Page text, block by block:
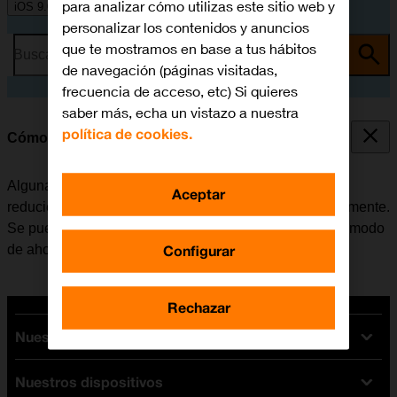
iOS 9.0
Busca por problema o tema
Cómo ahorrar batería
Algunas funciones del móvil consumen mucha batería,
reduciendo así la autonomía del teléfono considerablemente.
Se puede reducir el consumo de energía, activando el modo
de ahorro de batería.
Nuestras tarifas
Tarifas Orange
Nuestros dispositivos
para analizar cómo utilizas este sitio web y
personalizar los contenidos y anuncios
que te mostramos en base a tus hábitos
de navegación (páginas visitadas,
frecuencia de acceso, etc) Si quieres
saber más, echa un vistazo a nuestra
política de cookies.
Configurar
Rechazar
Aceptar